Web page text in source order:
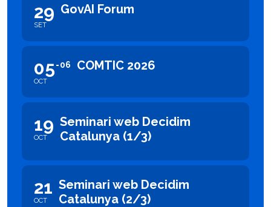
29
SET
GovAI Forum
05
OCT
06 COMTIC 2026
19
OCT
Seminari web Decidim
Catalunya (1/3)
21
OCT
Seminari web Decidim
Catalunya (2/3)